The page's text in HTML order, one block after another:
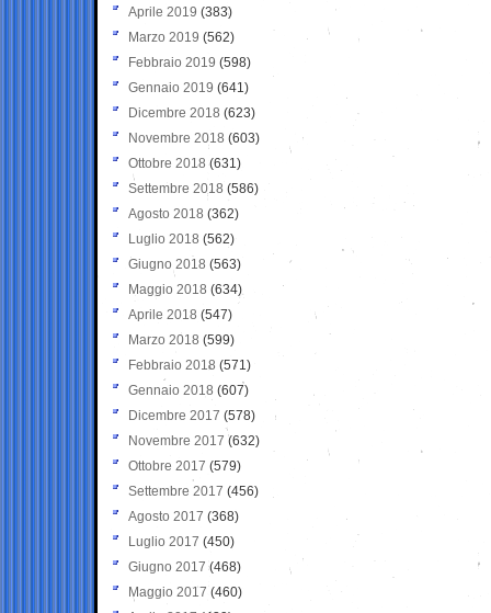
Aprile 2019 (383)
Marzo 2019 (562)
Febbraio 2019 (598)
Gennaio 2019 (641)
Dicembre 2018 (623)
Novembre 2018 (603)
Ottobre 2018 (631)
Settembre 2018 (586)
Agosto 2018 (362)
Luglio 2018 (562)
Giugno 2018 (563)
Maggio 2018 (634)
Aprile 2018 (547)
Marzo 2018 (599)
Febbraio 2018 (571)
Gennaio 2018 (607)
Dicembre 2017 (578)
Novembre 2017 (632)
Ottobre 2017 (579)
Settembre 2017 (456)
Agosto 2017 (368)
Luglio 2017 (450)
Giugno 2017 (468)
Maggio 2017 (460)